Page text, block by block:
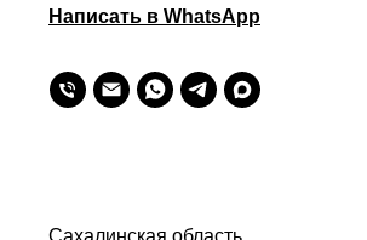
Написать в WhatsApp
Сахалинская область,